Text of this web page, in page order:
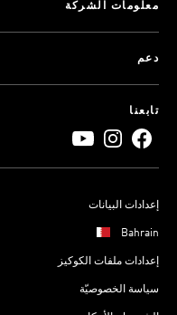
معلومات الشركة
دعم
تابعنا
إعدادات البيانات
Bahrain
إعدادات ملفات الكوكيز
سياسة الخصوصيّة